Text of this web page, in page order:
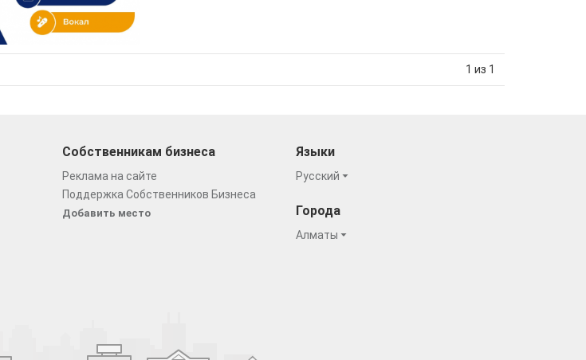
1 из 1
Собственникам бизнеса
Реклама на сайте
Поддержка Собственников Бизнеса
Добавить место
Языки
Русский
Города
Алматы